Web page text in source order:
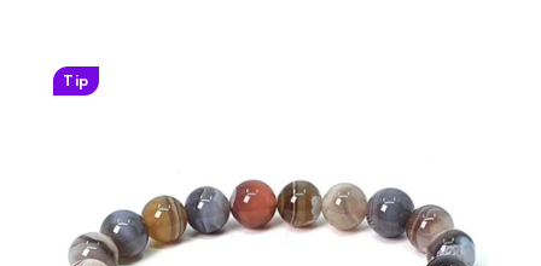
Tip